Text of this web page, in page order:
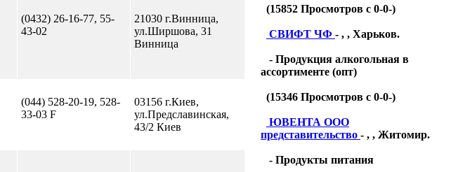
(0432) 26-16-77, 55-
43-02
21030 г.Винница,
ул.Ширшова, 31
Винница
(044) 528-20-19, 528-
33-03 F
03156 г.Киев,
ул.Предславинская,
43/2 Киев
(15852 Просмотров с 0-0-)
СВИФТ ЧФ - , , Харьков.
- Продукция алкогольная в
ассортименте (опт)
(15346 Просмотров с 0-0-)
ЮВЕНТА ООО
представительство - , , Житомир.
- Продукты питания